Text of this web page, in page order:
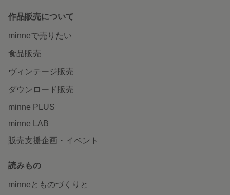
作品販売について
minneで売りたい
食品販売
ヴィンテージ販売
ダウンロード販売
minne PLUS
minne LAB
販売支援企画・イベント
読みもの
minneとものづくりと